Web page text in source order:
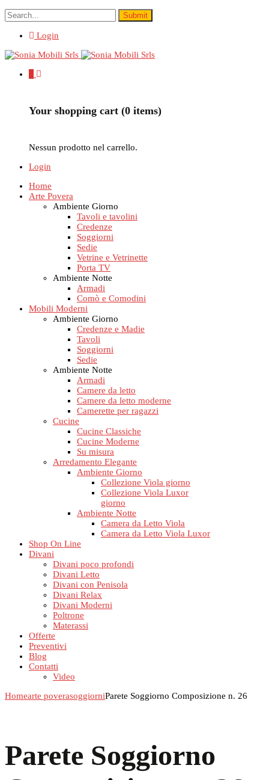
Login
Your shopping cart (0 items)
Nessun prodotto nel carrello.
Login
Home
Arte Povera
Ambiente Giorno
Tavoli e tavolini
Credenze
Soggiorni
Sedie
Vetrine e Vetrinette
Porta TV
Ambiente Notte
Armadi
Comò e Comodini
Mobili Moderni
Ambiente Giorno
Credenze e Madie
Tavoli
Soggiorni
Sedie
Ambiente Notte
Armadi
Camere da letto
Camere da letto moderne
Camerette per ragazzi
Cucine
Cucine Classiche
Cucine Moderne
Su misura
Arredamento Elegante
Ambiente Giorno
Collezione Viola giorno
Collezione Viola Luxor
giorno
Ambiente Notte
Camera da Letto Viola
Camera da Letto Viola Luxor
Shop On Line
Divani
Divani poco profondi
Divani Letto
Divani con Penisola
Divani Relax
Divani Moderni
Poltrone
Materassi
Offerte
Preventivi
Blog
Contatti
Video
Homearte poverasoggiorniParete Soggiorno Composizione n. 26
Parete Soggiorno